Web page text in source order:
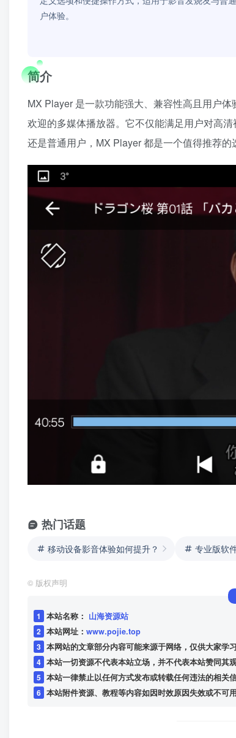
户体验。
简介
MX Player 是一款功能强大、兼容性高且用户
欢迎的多媒体播放器。它不仅能满足用户对高
还是普通用户，MX Player 都是一个值得推荐的
热门话题
移动设备影音体验如何提升？ 专业版软
© 版权声明
1 本站名称： 山海资源站
2 本站网址： www.pojie.top
3 本网站的文章部分内容可能来源于网络，仅供大家学
4 本站一切资源不代表本站立场，并不代表本站赞同其
5 本站一律禁止以任何方式发布或转载任何违法的相关
6 本站附件资源、教程等内容如因时效原因失效或不可